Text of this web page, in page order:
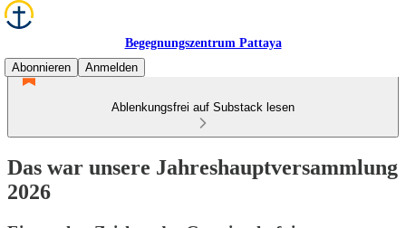
Begegnungszentrum Pattaya
Abonnieren
Anmelden
Ablenkungsfrei auf Substack lesen
Das war unsere Jahreshauptversammlung
2026